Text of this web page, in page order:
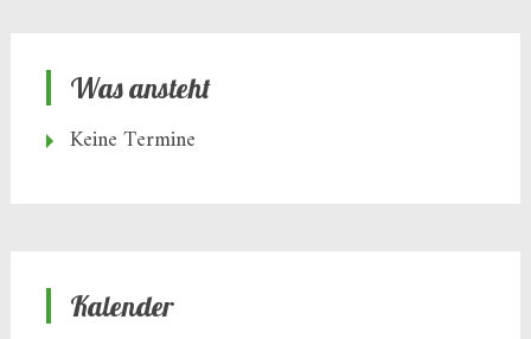
Was ansteht
Keine Termine
Kalender